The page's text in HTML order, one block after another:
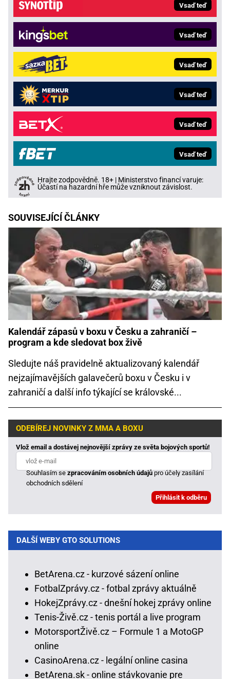
Vsaď teď
Vsaď teď
Vsaď teď
Vsaď teď
Vsaď teď
Vsaď teď
Hrajte zodpovědně. 18+ | Ministerstvo financí varuje:
Účastí na hazardní hře může vzniknout závislost.
SOUVISEJÍCÍ ČLÁNKY
Kalendář zápasů v boxu v Česku a zahraničí –
program a kde sledovat box živě
Sledujte náš pravidelně aktualizovaný kalendář
nejzajímavějších galavečerů boxu v Česku i v
zahraničí a další info týkající se královské...
ODEBÍREJ NOVINKY Z MMA A BOXU
Vlož email a dostávej nejnovější zprávy ze světa bojových sportů!
Souhlasím sezpracováním osobních údajůpro účely zasílání
obchodních sdělení
DALŠÍ WEBY GTO SOLUTIONS
BetArena.cz - kurzové sázení online
FotbalZprávy.cz - fotbal zprávy aktuálně
HokejZprávy.cz - dnešní hokej zprávy online
Tenis-Živě.cz - tenis portál a live program
MotorsportŽivě.cz – Formule 1 a MotoGP
online
CasinoArena.cz - legální online casina
BetArena.sk - online stávkovanie pre